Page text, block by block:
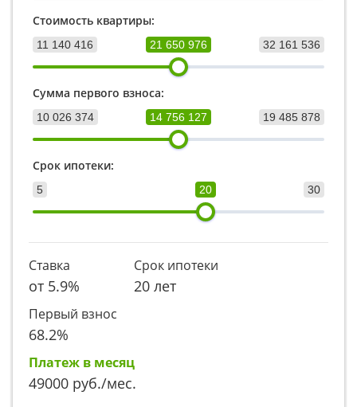
Стоимость квартиры:
11 140 416 32 161 536
21 650 976
Сумма первого взноса:
10 026 374 19 485 878
14 756 127
Срок ипотеки:
5 30
20
Ставка
от 5.9%
Срок ипотеки
20 лет
Первый взнос
68.2%
Платеж в месяц
49000 руб./мес.